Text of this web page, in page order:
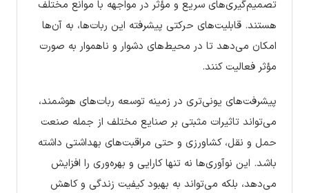
تصمیم‌گیری‌های سریع و مؤثر در مواجهه با موانع مختلف
هستند. قابلیت‌های حرکتی پیشرفته این ربات‌ها، به آن‌ها
امکان می‌دهد تا در محیط‌های دشوار و ناهموار به صورت
مؤثر فعالیت کنند.
پیشرفت‌های یونی‌تری در زمینه توسعه ربات‌های هوشمند،
می‌تواند تاثیرات مثبتی بر صنایع مختلف از جمله صنعت
حمل و نقل، کشاورزی و حتی مراقبت‌های بهداشتی داشته
باشد. این نوآوری‌ها نه تنها کارایی و بهره‌وری را افزایش
می‌دهد، بلکه می‌تواند به بهبود کیفیت زندگی و کاهش